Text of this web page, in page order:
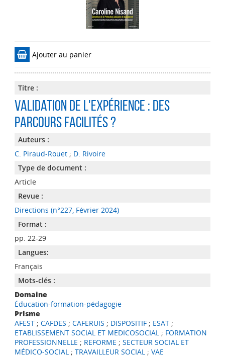
Ajouter au panier
Titre :
Validation de l'expérience : des
parcours facilités ?
Auteurs :
C. Piraud-Rouet; D. Rivoire
Type de document :
Article
Revue :
Directions (n°227, Février 2024)
Format :
pp. 22-29
Langues:
Français
Mots-clés :
Domaine
Éducation-formation-pédagogie
Prisme
AFEST; CAFDES ; CAFERUIS ; DISPOSITIF; ESAT;
ETABLISSEMENT SOCIAL ET MEDICOSOCIAL; FORMATION
PROFESSIONNELLE ; REFORME ; SECTEUR SOCIAL ET
MÉDICO-SOCIAL; TRAVAILLEUR SOCIAL; VAE